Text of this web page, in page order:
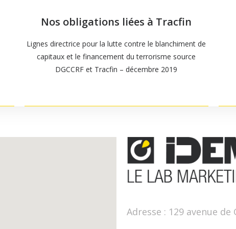
Nos obligations liées à Tracfin
Lignes directrice pour la lutte contre le blanchiment de
capitaux et le financement du terrorisme source
DGCCRF et Tracfin – décembre 2019
Adresse : 129 avenue de